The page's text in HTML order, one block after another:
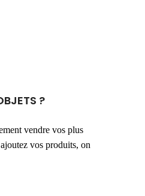
?
vendre vos plus
vos produits, on